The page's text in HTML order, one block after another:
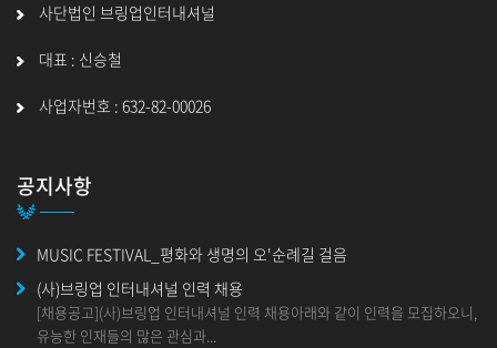
사단법인 브링업인터내셔널
대표 : 신승철
사업자번호 : 632-82-00026
공지사항
MUSIC FESTIVAL_평화와 생명의 오'순례길 걸음
(사)브링업 인터내셔널 인력 채용
[채용공고](사)브링업 인터내셔널 인력 채용아래와 같이 인력을 모집하오니,
유능한 인재들의 많은 관심과...